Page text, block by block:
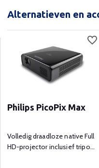
Alternatieven en
Philips PicoPix Max
Volledig draadloze native Full
HD-projector inclusief tripod